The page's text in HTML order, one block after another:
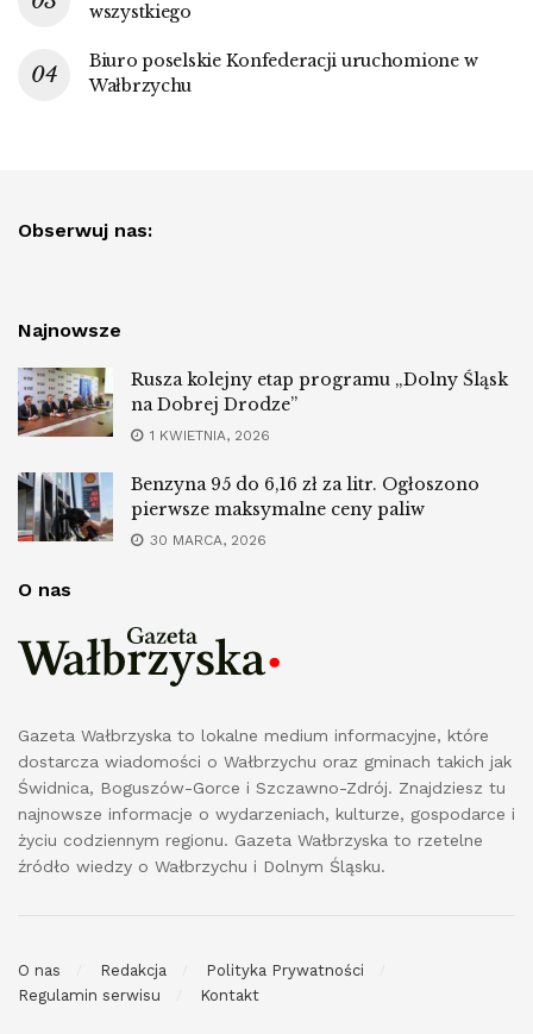
wszystkiego
Biuro poselskie Konfederacji uruchomione w
Wałbrzychu
Obserwuj nas:
Najnowsze
Rusza kolejny etap programu „Dolny Śląsk
na Dobrej Drodze”
1 KWIETNIA, 2026
Benzyna 95 do 6,16 zł za litr. Ogłoszono
pierwsze maksymalne ceny paliw
30 MARCA, 2026
O nas
Gazeta Wałbrzyska to lokalne medium informacyjne, które
dostarcza wiadomości o Wałbrzychu oraz gminach takich jak
Świdnica, Boguszów-Gorce i Szczawno-Zdrój. Znajdziesz tu
najnowsze informacje o wydarzeniach, kulturze, gospodarce i
życiu codziennym regionu. Gazeta Wałbrzyska to rzetelne
źródło wiedzy o Wałbrzychu i Dolnym Śląsku.
O nas Redakcja
Polityka Prywatności
Regulamin serwisu
Kontakt